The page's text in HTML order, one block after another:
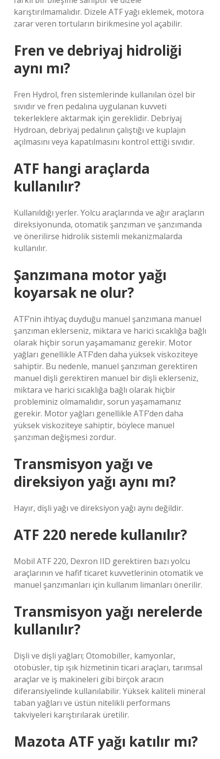
karıştırılmamalıdır. Dizele ATF yağı eklemek, motora
zarar veren tortuların birikmesine yol açabilir.
Fren ve debriyaj hidroliği
aynı mı?
Fren Hydrol, fren sistemlerinde kullanılan özel bir
sıvıdır ve fren pedalına uygulanan kuvveti
tekerleklere aktarmak için gereklidir. Debriyaj
Hydroan, debriyaj pedalının çalıştığı ve kuplajın
açılmasını veya kapatılmasını kontrol ettiği sıvıdır.
ATF hangi araçlarda
kullanılır?
Kullanıldığı yerler. Yolcu araçlarında ve ağır araçların
direksiyonunda, otomatik şanzıman ve şanzımanda
ve önerilirse hidrolik sistemli mekanizmalarda
kullanılır.
Şanzımana motor yağı
koyarsak ne olur?
ATF’nin ihtiyaç duyduğu manuel şanzımana manuel
şanzıman eklerseniz, miktara ve harici sıcaklığa bağlı
olarak hiçbir sorun yaşamamanız gerekir. Motor
yağları genellikle ATF’den daha yüksek viskoziteye
sahiptir. Bu nedenle, manuel şanzıman gerektiren
manuel dişli gerektiren manuel bir dişli eklerseniz,
miktara ve harici sıcaklığa bağlı olarak hiçbir
probleminiz olmamalıdır, sorun yaşamamanız
gerekir. Motor yağları genellikle ATF’den daha
yüksek viskoziteye sahiptir, böylece manuel
şanzıman değişmesi zordur.
Transmisyon yağı ve
direksiyon yağı aynı mı?
Hayır, dişli yağı ve direksiyon yağı aynı değildir.
ATF 220 nerede kullanılır?
Mobil ATF 220, Dexron IID gerektiren bazı yolcu
araçlarının ve hafif ticaret kuvvetlerinin otomatik ve
manuel şanzımanları için kullanım limanları önerilir.
Transmisyon yağı nerelerde
kullanılır?
Dişli ve dişli yağları; Otomobiller, kamyonlar,
otobüsler, tip ışık hizmetinin ticari araçları, tarımsal
araçlar ve iş makineleri gibi birçok aracın
diferansiyelinde kullanılabilir. Yüksek kaliteli mineral
taban yağları ve üstün nitelikli performans
takviyeleri karıştırılarak üretilir.
Mazota ATF yağı katılır mı?